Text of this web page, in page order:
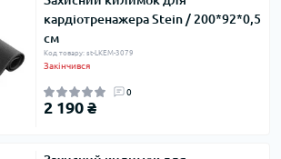
кардіотренажера Stein / 200*92*0,5
см
Код товару: st-LKEM-3079
Закінчився
0
2 190 ₴